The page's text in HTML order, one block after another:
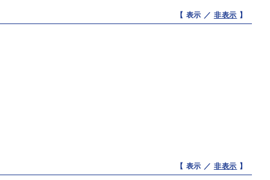
【 表示 ／ 非表示 】
【 表示 ／ 非表示 】